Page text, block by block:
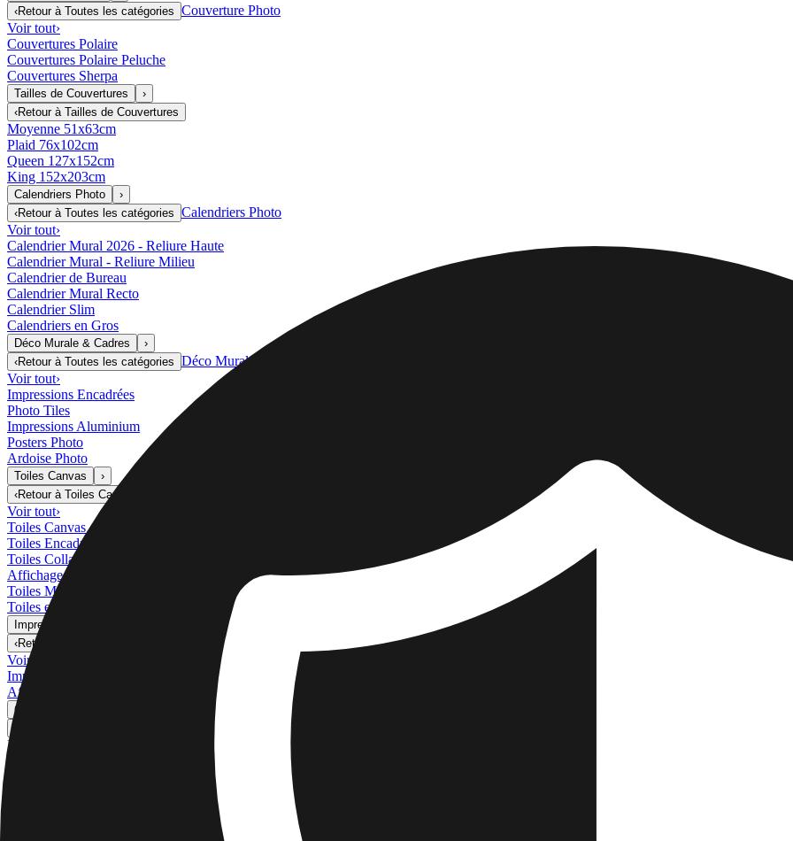
‹Retour à Toutes les catégories Couverture Photo
Voir tout›
Couvertures Polaire
Couvertures Polaire Peluche
Couvertures Sherpa
Tailles de Couvertures
›
‹Retour à Tailles de Couvertures
Moyenne 51x63cm
Plaid 76x102cm
Queen 127x152cm
King 152x203cm
Calendriers Photo
›
‹Retour à Toutes les catégories Calendriers Photo
Voir tout›
Calendrier Mural 2026 - Reliure Haute
Calendrier Mural - Reliure Milieu
Calendrier de Bureau
Calendrier Mural Recto
Calendrier Slim
Calendriers en Gros
Déco Murale & Cadres
›
‹Retour à Toutes les catégories Déco Murale & Cadres
Voir tout›
Impressions Encadrées
Photo Tiles
Impressions Aluminium
Posters Photo
Ardoise Photo
Toiles Canvas
›
‹Retour à Toiles Canvas
Voir tout›
Toiles Canvas
Toiles Encadrées
Toiles Collage
Affichage Mural Canvas
Toiles Mosaïque
Toiles en Forme
Impressions Métal
‹Retour à
Impressions Métal
Voir tout
Impression Métal Simple
Affichages Muraux Métal
Galerie d'Art
Impressions d'Art
Tirage Photo
Plus D'impressions Murales